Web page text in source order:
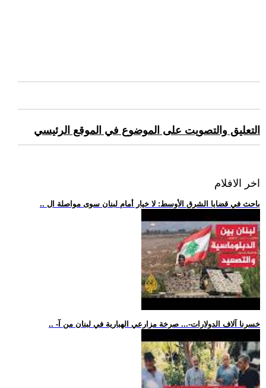
التعليق والتصويت على الموضوع في الموقع الرئيسي
اخر الافلام
.. باحث في قضايا الشرق الأوسط: لا خيار أمام لبنان سوى مواصلة ال
.. -خسرنا آلاف الدولارات-... صرخة مزارعي الهبارية في لبنان من آ